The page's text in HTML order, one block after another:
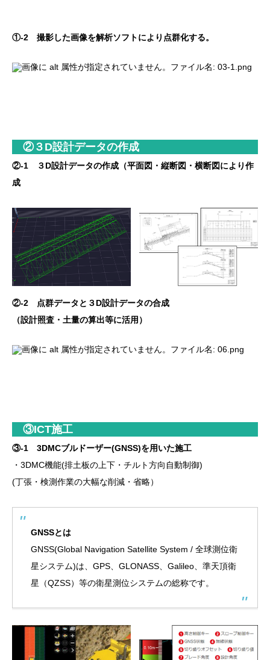
①-2 撮影した画像を解析ソフトにより点群化する。
②３D設計データの作成
②-1 ３D設計データの作成（平面図・縦断図・横断図により作
成
②-2 点群データと３D設計データの合成
（設計照査・土量の算出等に活用）
③ICT施工
③-1 3DMCブルドーザー(GNSS)を用いた施工
・3DMC機能(排土板の上下・チルト方向自動制御)
(丁張・検測作業の大幅な削減・省略）
GNSSとは
GNSS(Global Navigation Satellite System / 全球測位衛
星システム)は、GPS、GLONASS、Galileo、準天頂衛
星（QZSS）等の衛星測位システムの総称です。